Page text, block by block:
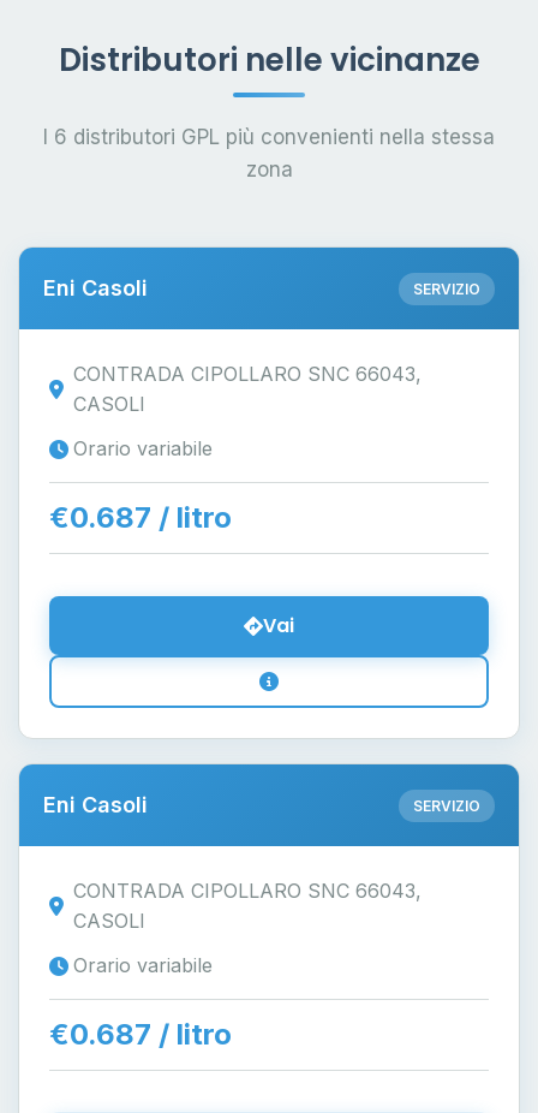
Distributori nelle vicinanze
I 6 distributori GPL più convenienti nella stessa
zona
Eni Casoli SERVIZIO
CONTRADA CIPOLLARO SNC 66043,
CASOLI
Orario variabile
€0.687 / litro
Vai
Eni Casoli SERVIZIO
CONTRADA CIPOLLARO SNC 66043,
CASOLI
Orario variabile
€0.687 / litro